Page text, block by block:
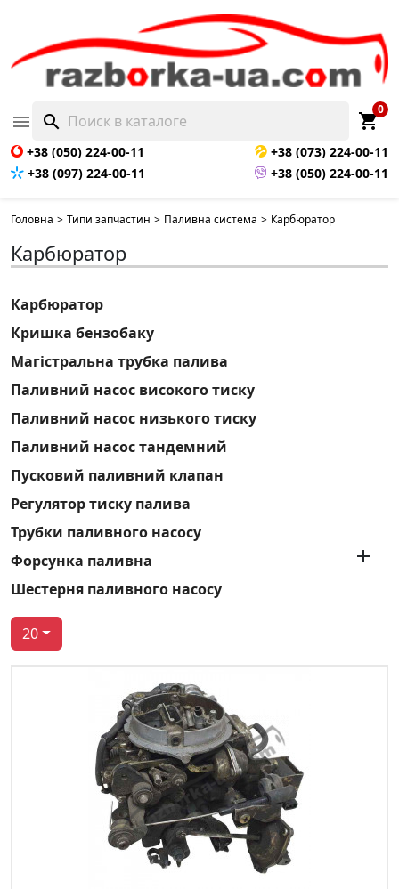
 search shopping_cart
0
+38 (050) 224-00-11
+38 (073) 224-00-11
+38 (097) 224-00-11
+38 (050) 224-00-11
Головна > Типи запчастин > Паливна система > Карбюратор
Карбюратор
Карбюратор
Кришка бензобаку
Магістральна трубка палива
Паливний насос високого тиску
Паливний насос низького тиску
Паливний насос тандемний
Пусковий паливний клапан
Регулятор тиску палива
Трубки паливного насосу
Форсунка паливна

Шестерня паливного насосу
20